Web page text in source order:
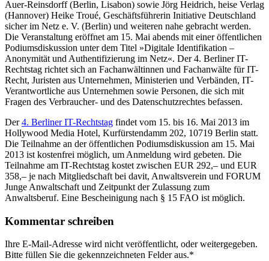
Auer-Reinsdorff (Berlin, Lisabon) sowie Jörg Heidrich, heise Verlag
(Hannover) Heike Troué, Geschäftsführerin Initiative Deutschland
sicher im Netz e. V. (Berlin) und weiteren nahe gebracht werden.
Die Veranstaltung eröffnet am 15. Mai abends mit einer öffentlichen
Podiumsdiskussion unter dem Titel »Digitale Identifikation –
Anonymität und Authentifizierung im Netz«. Der 4. Berliner IT-
Rechtstag richtet sich an Fachanwältinnen und Fachanwälte für IT-
Recht, Juristen aus Unternehmen, Ministerien und Verbänden, IT-
Verantwortliche aus Unternehmen sowie Personen, die sich mit
Fragen des Verbraucher- und des Datenschutzrechtes befassen.
Der4. Berliner IT-Rechtstag findet vom 15. bis 16. Mai 2013 im
Hollywood Media Hotel, Kurfürstendamm 202, 10719 Berlin statt.
Die Teilnahme an der öffentlichen Podiumsdiskussion am 15. Mai
2013 ist kostenfrei möglich, um Anmeldung wird gebeten. Die
Teilnahme am IT-Rechtstag kostet zwischen EUR 292,– und EUR
358,– je nach Mitgliedschaft bei davit, Anwaltsverein und FORUM
Junge Anwaltschaft und Zeitpunkt der Zulassung zum
Anwaltsberuf. Eine Bescheinigung nach § 15 FAO ist möglich.
Kommentar schreiben
Ihre E-Mail-Adresse wird nicht veröffentlicht, oder weitergegeben.
Bitte füllen Sie die gekennzeichneten Felder aus.*